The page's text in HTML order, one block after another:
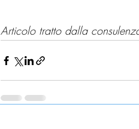
Articolo tratto dalla